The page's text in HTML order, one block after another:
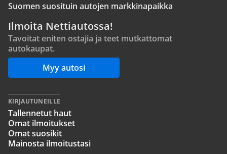
Suomen suosituin autojen markkinapaikka
Ilmoita Nettiautossa!
Tavoitat eniten ostajia ja teet mutkattomat
autokaupat.
Myy autosi
KIRJAUTUNEILLE
Tallennetut haut
Omat ilmoitukset
Omat suosikit
Mainosta ilmoitustasi